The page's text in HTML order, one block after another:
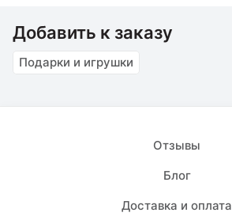
Добавить к заказу
Подарки и игрушки
Отзывы
Блог
Доставка и оплата